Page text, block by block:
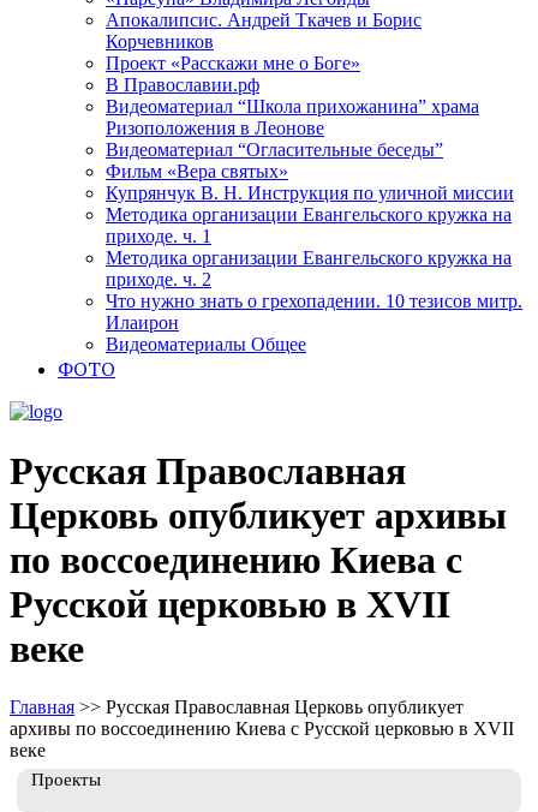
Апокалипсис. Андрей Ткачев и Борис
Корчевников
Проект «Расскажи мне о Боге»
В Православии.рф
Видеоматериал “Школа прихожанина” храма
Ризоположения в Леонове
Видеоматериал “Огласительные беседы”
Фильм «Вера святых»
Купрянчук В. Н. Инструкция по уличной миссии
Методика организации Евангельского кружка на
приходе. ч. 1
Методика организации Евангельского кружка на
приходе. ч. 2
Что нужно знать о грехопадении. 10 тезисов митр.
Илаирон
Видеоматериалы Общее
ФОТО
Русская Православная
Церковь опубликует архивы
по воссоединению Киева с
Русской церковью в XVII
веке
Главная >> Русская Православная Церковь опубликует
архивы по воссоединению Киева с Русской церковью в XVII
веке
Проекты